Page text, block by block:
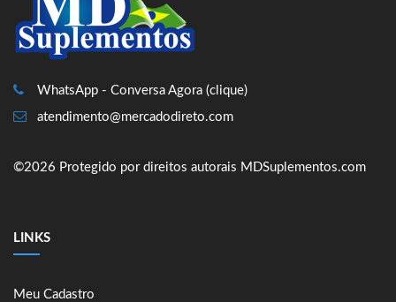
WhatsApp - Conversa Agora (clique)
atendimento@mercadodireto.com
©2026 Protegido por direitos autorais MDSuplementos.com
LINKS
Meu Cadastro